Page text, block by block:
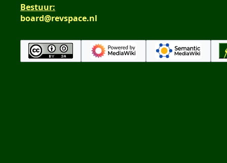
Bestuur:
board@revspace.nl